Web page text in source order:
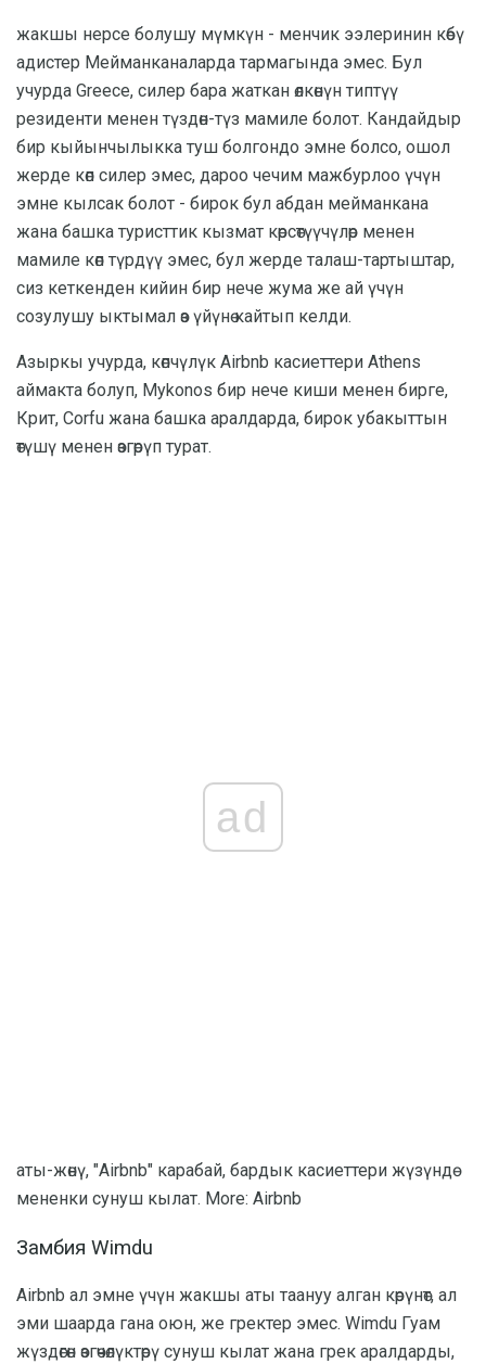
жакшы нерсе болушу мүмкүн - менчик ээлеринин көбү
адистер Мейманканаларда тармагында эмес. Бул
учурда Greece, силер бара жаткан өлкөнүн типтүү
резиденти менен түздөн-түз мамиле болот. Кандайдыр
бир кыйынчылыкка туш болгондо эмне болсо, ошол
жерде көп силер эмес, дароо чечим мажбурлоо үчүн
эмне кылсак болот - бирок бул абдан мейманкана
жана башка туристтик кызмат көрсөтүүчүлөр менен
мамиле көп түрдүү эмес, бул жерде талаш-тартыштар,
сиз кеткенден кийин бир нече жума же ай үчүн
созулушу ыктымал өз үйүнө кайтып келди.
Азыркы учурда, көпчүлүк Airbnb касиеттери Athens
аймакта болуп, Mykonos бир нече киши менен бирге,
Крит, Corfu жана башка аралдарда, бирок убакыттын
өтүшү менен өзгөрүп турат.
ad
аты-жөнү, "Airbnb" карабай, бардык касиеттери жүзүндө
мененки сунуш кылат. More: Airbnb
Замбия Wimdu
Airbnb ал эмне үчүн жакшы аты таануу алган көрүнөт, ал
эми шаарда гана оюн, же гректер эмес. Wimdu Гуам
жүздөгөн өзгөчөлүктөрү сунуш кылат жана грек аралдарды,